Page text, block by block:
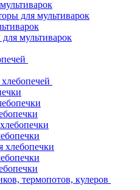
для мультиварок
мультиварок
хлебопечки
термопотов, кулеров